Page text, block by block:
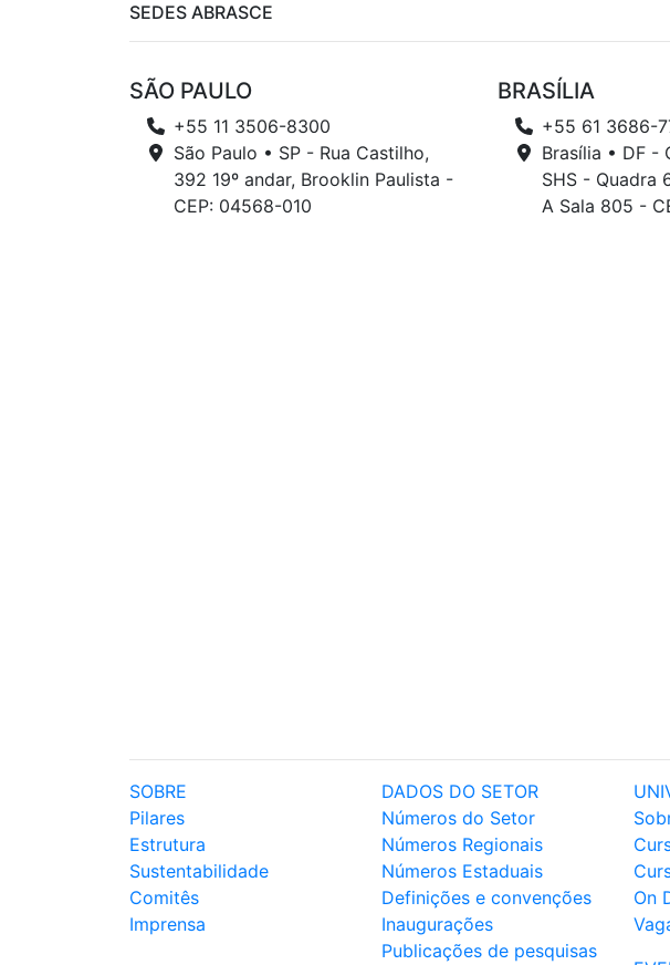
SEDES ABRASCE
SÃO PAULO
+55 11 3506-8300
São Paulo • SP - Rua Castilho,
392 19º andar, Brooklin Paulista -
CEP: 04568-010
BRASÍLIA
+55 61 3686-
Brasília • DF -
SHS - Quadra
A Sala 805 -
SOBRE
Pilares
Estrutura
Sustentabilidade
Comitês
Imprensa
DADOS DO SETOR
Números do Setor
Números Regionais
Números Estaduais
Definições e convenções
Inaugurações
Publicações de pesquisas
On